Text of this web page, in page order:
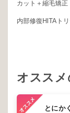
カット＋縮毛矯正
内部修復HITAト
オスス
とにか